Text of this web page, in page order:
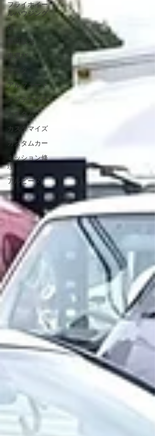
フライホイー
ルハウジング
AI
車両販売
車選び
トヨタ
アルファード
メンテナンス
カスタム
カスタマイズ
カスタムカー
ミッション修
理
アルピーヌ
施工✨ 配線や動作確認を行いながら、快適にお使い
ただけるよう丁寧に取り付けを進めました😊 さらに
車高調整と四輪アライメントも実施し、走行性能と
ランスをしっかり整えております🚗 さまざまな作業
行い、お客様にも安心してお乗りいただける一台へ
仕上がりました✨ 【📸】 この度はご依頼いただき、
にありがとうございました😊 リトルガレージでは、
R35 GT-Rはもちろん、LEXUSをはじめとする国産
車・輸入車のメンテナンスやカスタムにも幅広く対
しております🔧 CarPlayキットなどのお持ち込みパー
ツの取付についても、